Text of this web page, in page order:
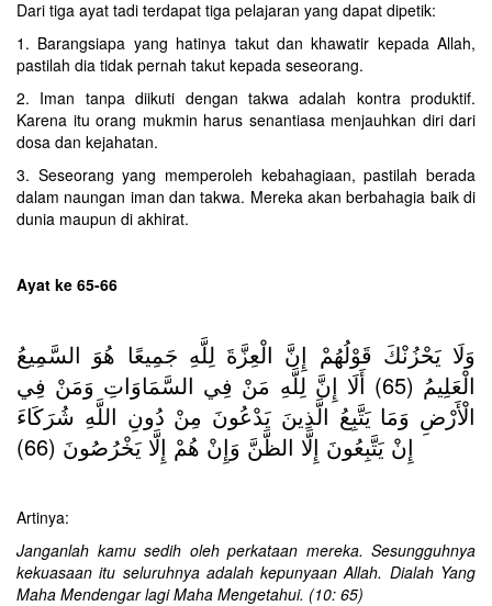
Dari tiga ayat tadi terdapat tiga pelajaran yang dapat dipetik:‎
1. Barangsiapa yang hatinya takut dan khawatir kepada Allah,
pastilah dia tidak pernah takut kepada seseorang.
2. Iman tanpa diikuti dengan takwa adalah kontra produktif.
Karena itu orang mukmin harus senantiasa menjauhkan diri dari
dosa dan kejahatan.
3. Seseorang yang memperoleh kebahagiaan, pastilah berada
dalam naungan iman dan takwa. Mereka akan berbahagia baik di
dunia maupun di akhirat.
Ayat ke 65-66
وَلَا يَحْزُنْكَ قَوْلُهُمْ إِنَّ الْعِزَّةَ لِلَّهِ جَمِيعًا هُوَ السَّمِيعُ
الْعَلِيمُ (65) أَلَا إِنَّ لِلَّهِ مَنْ فِي السَّمَاوَاتِ وَمَنْ فِي
الْأَرْضِ وَمَا يَتَّبِعُ الَّذِينَ يَدْعُونَ مِنْ دُونِ اللَّهِ شُرَكَاءَ
إِنْ يَتَّبِعُونَ إِلَّا الظَّنَّ وَإِنْ هُمْ إِلَّا يَخْرُصُونَ (66)
Artinya:
Janganlah kamu sedih oleh perkataan mereka. Sesungguhnya
kekuasaan itu seluruhnya adalah kepunyaan Allah. Dialah Yang
Maha Mendengar lagi Maha Mengetahui. (10: 65)